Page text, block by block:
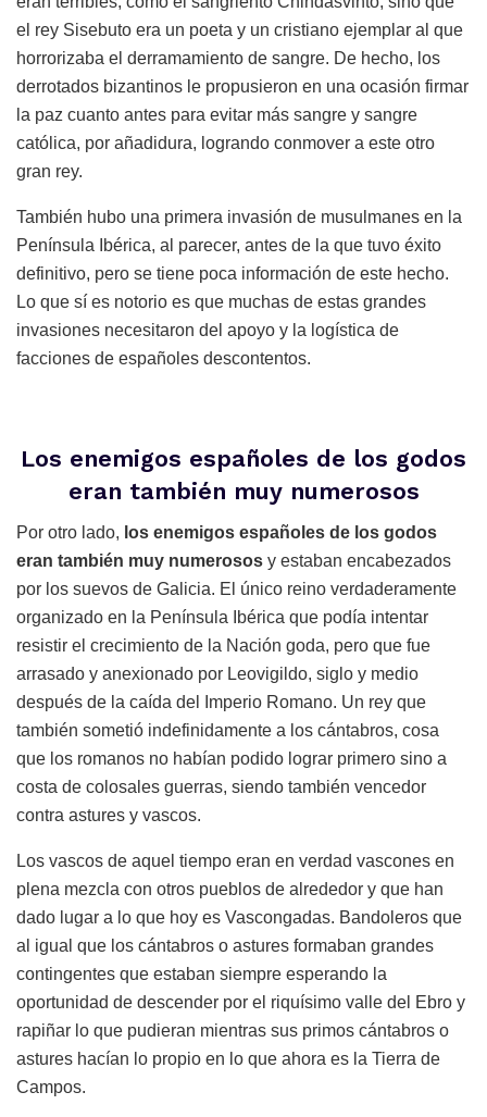
el rey Sisebuto era un poeta y un cristiano ejemplar al que
horrorizaba el derramamiento de sangre. De hecho, los
derrotados bizantinos le propusieron en una ocasión firmar
la paz cuanto antes para evitar más sangre y sangre
católica, por añadidura, logrando conmover a este otro
gran rey.
También hubo una primera invasión de musulmanes en la
Península Ibérica, al parecer, antes de la que tuvo éxito
definitivo, pero se tiene poca información de este hecho.
Lo que sí es notorio es que muchas de estas grandes
invasiones necesitaron del apoyo y la logística de
facciones de españoles descontentos.
Los enemigos españoles de los godos
eran también muy numerosos
Por otro lado, los enemigos españoles de los godos
eran también muy numerosos y estaban encabezados
por los suevos de Galicia. El único reino verdaderamente
organizado en la Península Ibérica que podía intentar
resistir el crecimiento de la Nación goda, pero que fue
arrasado y anexionado por Leovigildo, siglo y medio
después de la caída del Imperio Romano. Un rey que
también sometió indefinidamente a los cántabros, cosa
que los romanos no habían podido lograr primero sino a
costa de colosales guerras, siendo también vencedor
contra astures y vascos.
Los vascos de aquel tiempo eran en verdad vascones en
plena mezcla con otros pueblos de alrededor y que han
dado lugar a lo que hoy es Vascongadas. Bandoleros que
al igual que los cántabros o astures formaban grandes
contingentes que estaban siempre esperando la
oportunidad de descender por el riquísimo valle del Ebro y
rapiñar lo que pudieran mientras sus primos cántabros o
astures hacían lo propio en lo que ahora es la Tierra de
Campos.